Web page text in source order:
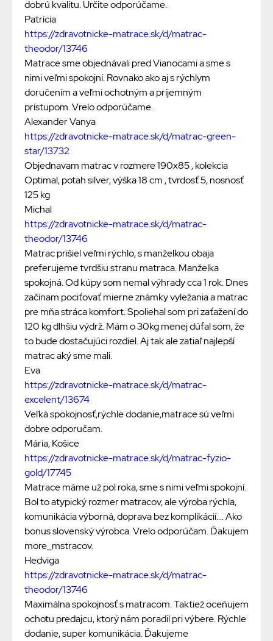
dobrú kvalitu. Určite odporúčame.
Patrícia
https://zdravotnicke-matrace.sk/d/matrac-
theodor/13746
Matrace sme objednávali pred Vianocami a sme s
nimi veľmi spokojní. Rovnako ako aj s rýchlym
doručením a veľmi ochotným a príjemným
prístupom. Vrelo odporúčame.
Alexander Vanya
https://zdravotnicke-matrace.sk/d/matrac-green-
star/13732
Objednavam matrac v rozmere 190x85 , kolekcia
Optimal, potah silver, výška 18 cm , tvrdosť 5, nosnosť
125 kg
Michal
https://zdravotnicke-matrace.sk/d/matrac-
theodor/13746
Matrac prišiel veľmi rýchlo, s manželkou obaja
preferujeme tvrdšiu stranu matraca. Manželka
spokojná. Od kúpy som nemal výhrady cca 1 rok. Dnes
začínam pociťovať mierne známky vyležania a matrac
pre mňa stráca komfort. Spoliehal som pri zaťažení do
120 kg dlhšiu výdrž. Mám o 30kg menej dúfal som, že
to bude dostačujúci rozdiel. Aj tak ale zatiaľ najlepší
matrac aký sme mali.
Eva
https://zdravotnicke-matrace.sk/d/matrac-
excelent/13674
Veľká spokojnosť,rýchle dodanie,matrace sú veľmi
dobre odporučam.
Mária, Košice
https://zdravotnicke-matrace.sk/d/matrac-fyzio-
gold/17745
Matrace máme už pol roka, sme s nimi veľmi spokojní.
Bol to atypický rozmer matracov, ale výroba rýchla,
komunikácia výborná, doprava bez komplikácií.... Ako
bonus slovenský výrobca. Vrelo odporúčam. Ďakujem
more_mstracov.
Hedviga
https://zdravotnicke-matrace.sk/d/matrac-
theodor/13746
Maximálna spokojnosť s matracom. Taktiež oceňujem
ochotu predajcu, ktorý nám poradil pri výbere. Rýchle
dodanie, super komunikácia. Ďakujeme